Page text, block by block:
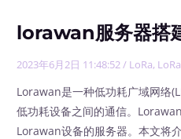
lorawan服务器搭
2023年6月2日 11:48:52/ LoRa,
Lorawan是一种低功耗广域网络
低功耗设备之间的通信。
Lorawan设备的服务器。本文将